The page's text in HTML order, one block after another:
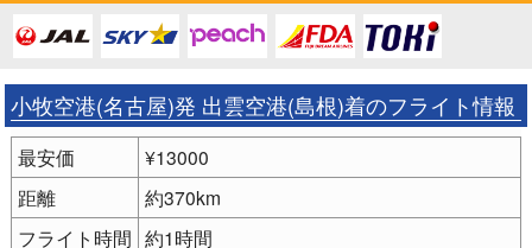
小牧空港(名古屋)発 出雲空港(島根)着のフライト情報
最安価
¥13000
距離
約370km
フライト時間 約1時間